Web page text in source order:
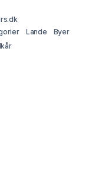
Lande
Byer